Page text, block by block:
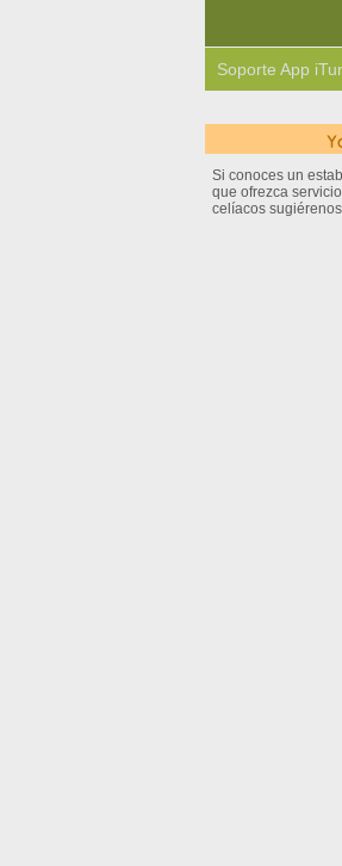
Soporte App
Si conoces un
que ofrezca
celíacos